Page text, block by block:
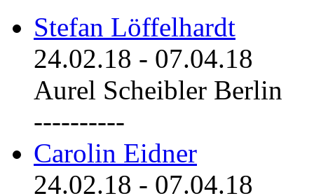
Stefan Löffelhardt
24.02.18 - 07.04.18
Aurel Scheibler Berlin
----------
Carolin Eidner
24.02.18 - 07.04.18